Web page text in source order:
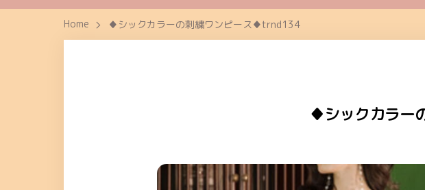
Home ♦シックカラーの刺繍ワンピース♦trnd134
♦シックカラー